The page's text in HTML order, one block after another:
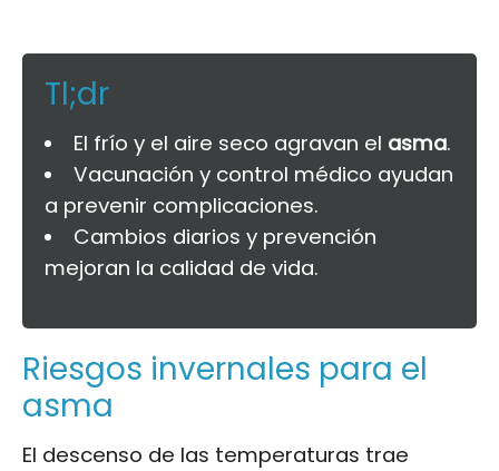
Tl;dr
El frío y el aire seco agravan el asma.
Vacunación y control médico ayudan
a prevenir complicaciones.
Cambios diarios y prevención
mejoran la calidad de vida.
Riesgos invernales para el
asma
El descenso de las temperaturas trae